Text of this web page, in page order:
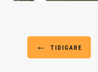
← TIDIGARE